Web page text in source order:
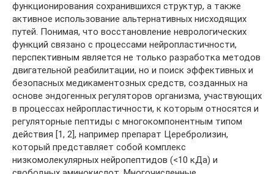
функционирования сохранившихся структур, а также
активное использование альтернативных нисходящих
путей. Понимая, что восстановление неврологических
функций связано с процессами нейропластичности,
перспективным является не только разработка методов
двигательной реабилитации, но и поиск эффективных и
безопасных медикаментозных средств, созданных на
основе эндогенных регуляторов организма, участвующих
в процессах нейропластичности, к которым относятся и
регуляторные пептиды с многокомпонентным типом
действия [1, 2], например препарат Церебролизин,
который представляет собой комплекс
низкомолекулярных нейропептидов (<10 кДа) и